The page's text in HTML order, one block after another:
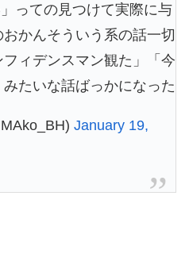
っての見つけて実際に与
かんそういう系の話一切
ィデンスマン観た」「今
たいな話ばっかになった
January 19,